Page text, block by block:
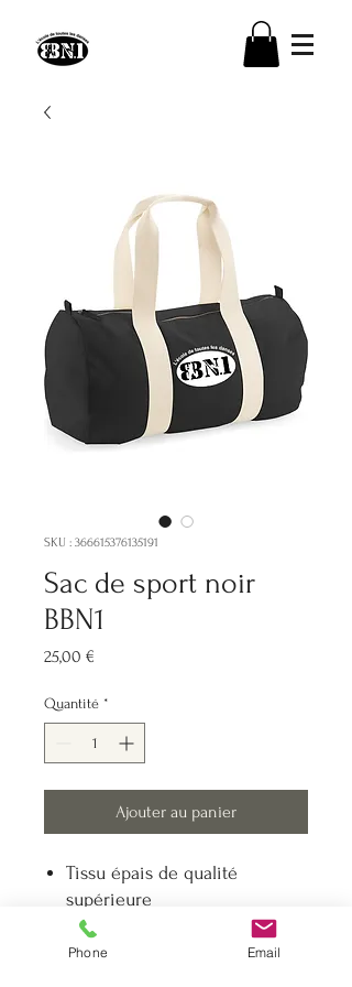
SKU : 366615376135191
Sac de sport noir
BBN1
25,00 €
Quantité *
Ajouter au panier
Tissu épais de qualité
supérieure
Poignée de transport tissée
Fermeture zippée
Phone Email